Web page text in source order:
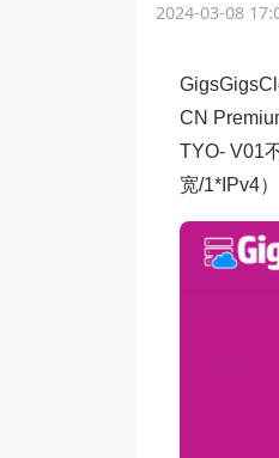
2024-03-08
CN
TYO- V01
宽/1*IPv4